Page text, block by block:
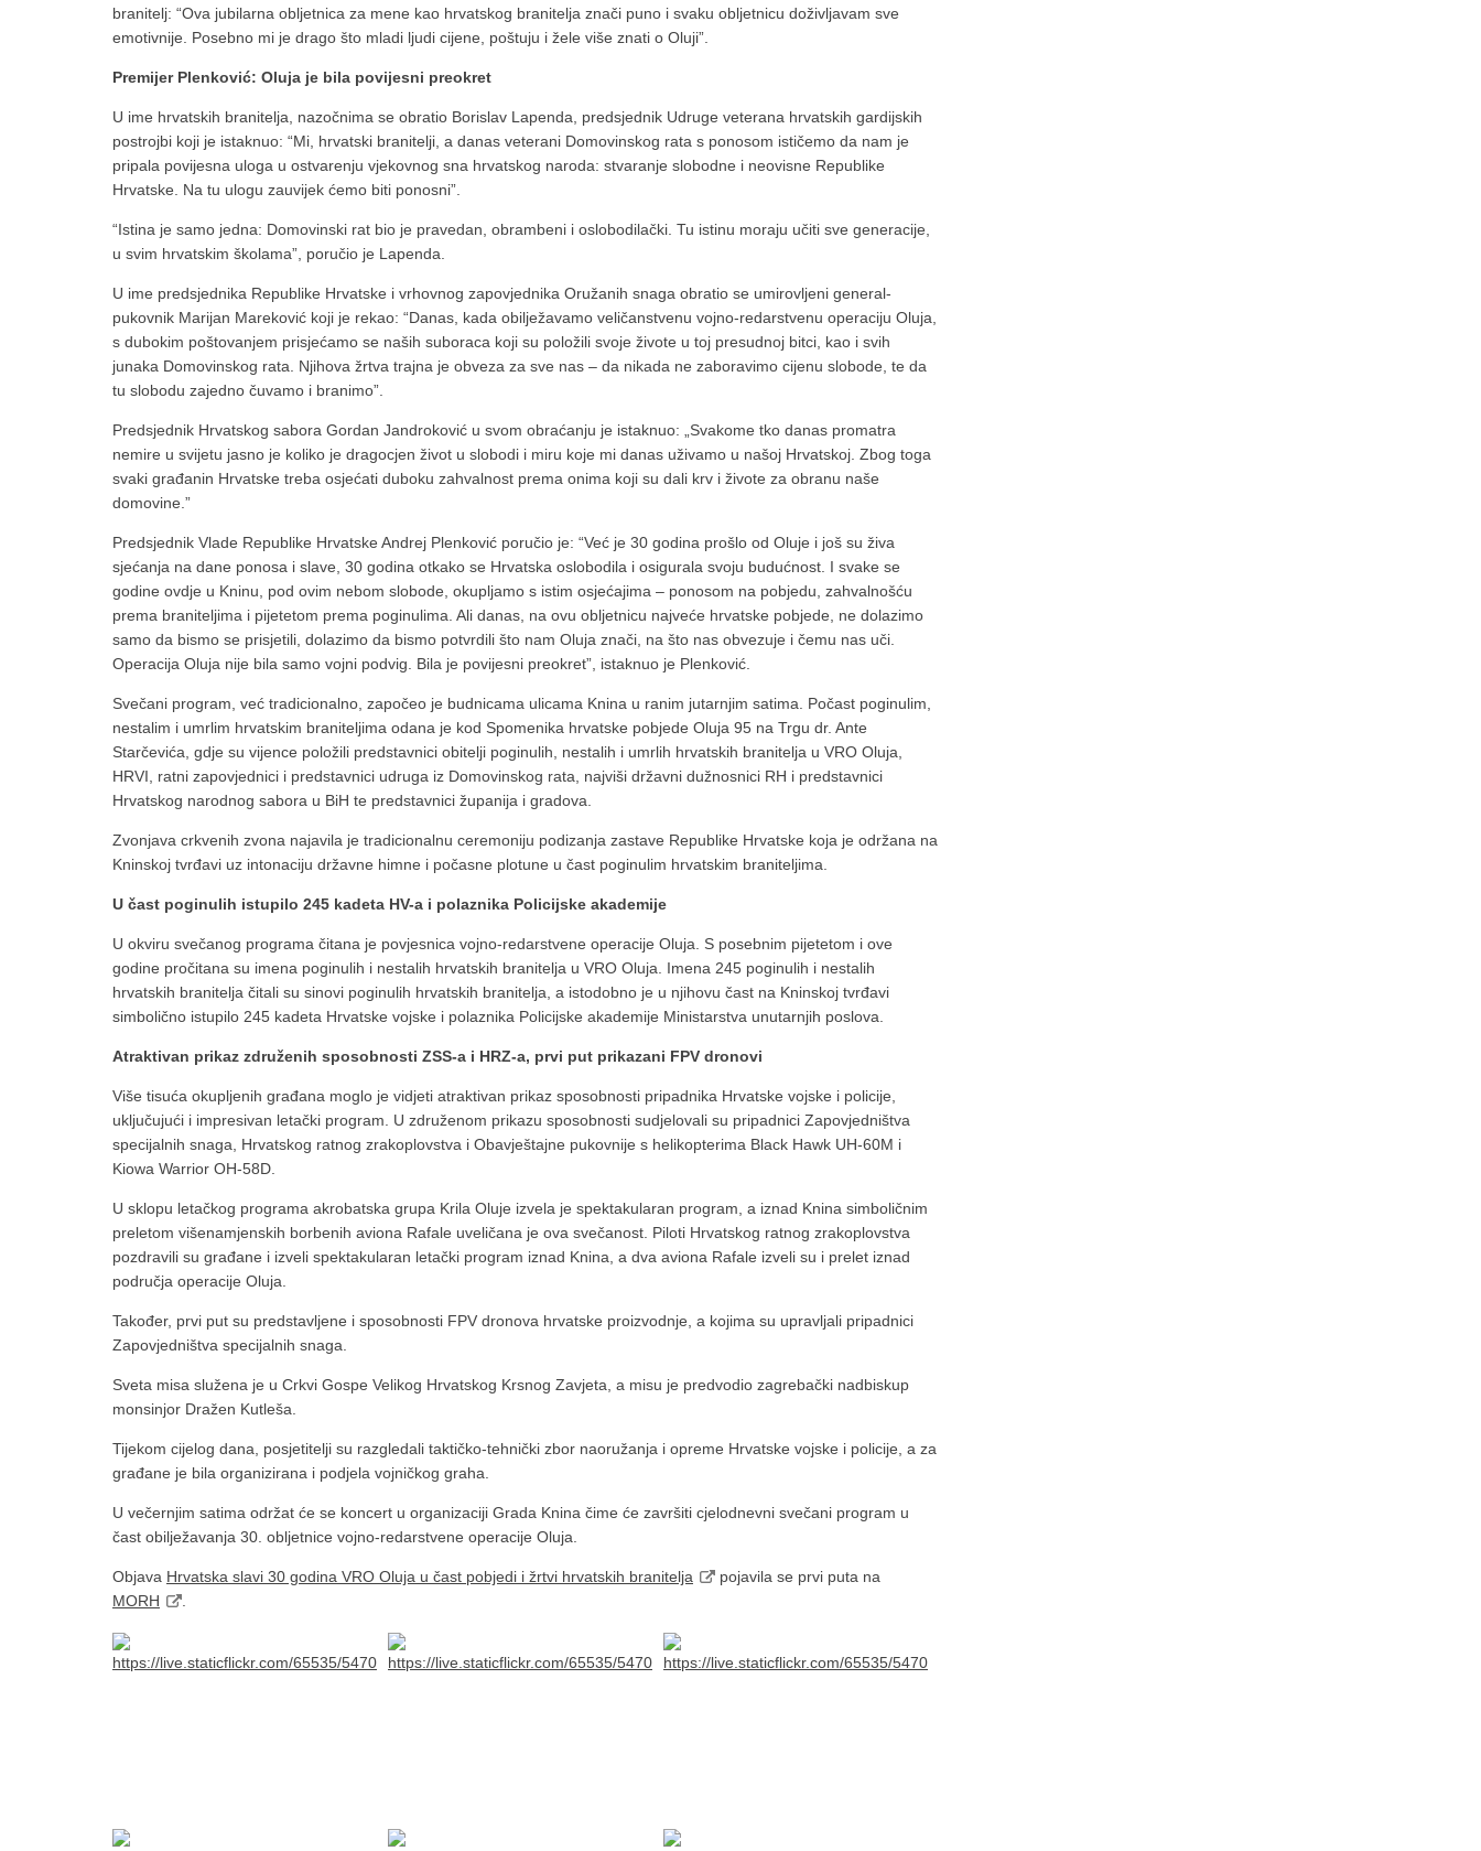
branitelj: “Ova jubilarna obljetnica za mene kao hrvatskog branitelja znači puno i svaku obljetnicu doživljavam sve
emotivnije. Posebno mi je drago što mladi ljudi cijene, poštuju i žele više znati o Oluji”.
Premijer Plenković: Oluja je bila povijesni preokret
U ime hrvatskih branitelja, nazočnima se obratio Borislav Lapenda, predsjednik Udruge veterana hrvatskih gardijskih
postrojbi koji je istaknuo: “Mi, hrvatski branitelji, a danas veterani Domovinskog rata s ponosom ističemo da nam je
pripala povijesna uloga u ostvarenju vjekovnog sna hrvatskog naroda: stvaranje slobodne i neovisne Republike
Hrvatske. Na tu ulogu zauvijek ćemo biti ponosni”.
“Istina je samo jedna: Domovinski rat bio je pravedan, obrambeni i oslobodilački. Tu istinu moraju učiti sve generacije,
u svim hrvatskim školama”, poručio je Lapenda.
U ime predsjednika Republike Hrvatske i vrhovnog zapovjednika Oružanih snaga obratio se umirovljeni general-
pukovnik Marijan Mareković koji je rekao: “Danas, kada obilježavamo veličanstvenu vojno-redarstvenu operaciju Oluja,
s dubokim poštovanjem prisjećamo se naših suboraca koji su položili svoje živote u toj presudnoj bitci, kao i svih
junaka Domovinskog rata. Njihova žrtva trajna je obveza za sve nas – da nikada ne zaboravimo cijenu slobode, te da
tu slobodu zajedno čuvamo i branimo”.
Predsjednik Hrvatskog sabora Gordan Jandroković u svom obraćanju je istaknuo: „Svakome tko danas promatra
nemire u svijetu jasno je koliko je dragocjen život u slobodi i miru koje mi danas uživamo u našoj Hrvatskoj. Zbog toga
svaki građanin Hrvatske treba osjećati duboku zahvalnost prema onima koji su dali krv i živote za obranu naše
domovine.”
Predsjednik Vlade Republike Hrvatske Andrej Plenković poručio je: “Već je 30 godina prošlo od Oluje i još su živa
sjećanja na dane ponosa i slave, 30 godina otkako se Hrvatska oslobodila i osigurala svoju budućnost. I svake se
godine ovdje u Kninu, pod ovim nebom slobode, okupljamo s istim osjećajima – ponosom na pobjedu, zahvalnošću
prema braniteljima i pijetetom prema poginulima. Ali danas, na ovu obljetnicu najveće hrvatske pobjede, ne dolazimo
samo da bismo se prisjetili, dolazimo da bismo potvrdili što nam Oluja znači, na što nas obvezuje i čemu nas uči.
Operacija Oluja nije bila samo vojni podvig. Bila je povijesni preokret”, istaknuo je Plenković.
Svečani program, već tradicionalno, započeo je budnicama ulicama Knina u ranim jutarnjim satima. Počast poginulim,
nestalim i umrlim hrvatskim braniteljima odana je kod Spomenika hrvatske pobjede Oluja 95 na Trgu dr. Ante
Starčevića, gdje su vijence položili predstavnici obitelji poginulih, nestalih i umrlih hrvatskih branitelja u VRO Oluja,
HRVI, ratni zapovjednici i predstavnici udruga iz Domovinskog rata, najviši državni dužnosnici RH i predstavnici
Hrvatskog narodnog sabora u BiH te predstavnici županija i gradova.
Zvonjava crkvenih zvona najavila je tradicionalnu ceremoniju podizanja zastave Republike Hrvatske koja je održana na
Kninskoj tvrđavi uz intonaciju državne himne i počasne plotune u čast poginulim hrvatskim braniteljima.
U čast poginulih istupilo 245 kadeta HV-a i polaznika Policijske akademije
U okviru svečanog programa čitana je povjesnica vojno-redarstvene operacije Oluja. S posebnim pijetetom i ove
godine pročitana su imena poginulih i nestalih hrvatskih branitelja u VRO Oluja. Imena 245 poginulih i nestalih
hrvatskih branitelja čitali su sinovi poginulih hrvatskih branitelja, a istodobno je u njihovu čast na Kninskoj tvrđavi
simbolično istupilo 245 kadeta Hrvatske vojske i polaznika Policijske akademije Ministarstva unutarnjih poslova.
Atraktivan prikaz združenih sposobnosti ZSS-a i HRZ-a, prvi put prikazani FPV dronovi
Više tisuća okupljenih građana moglo je vidjeti atraktivan prikaz sposobnosti pripadnika Hrvatske vojske i policije,
uključujući i impresivan letački program. U združenom prikazu sposobnosti sudjelovali su pripadnici Zapovjedništva
specijalnih snaga, Hrvatskog ratnog zrakoplovstva i Obavještajne pukovnije s helikopterima Black Hawk UH-60M i
Kiowa Warrior OH-58D.
U sklopu letačkog programa akrobatska grupa Krila Oluje izvela je spektakularan program, a iznad Knina simboličnim
preletom višenamjenskih borbenih aviona Rafale uveličana je ova svečanost. Piloti Hrvatskog ratnog zrakoplovstva
pozdravili su građane i izveli spektakularan letački program iznad Knina, a dva aviona Rafale izveli su i prelet iznad
područja operacije Oluja.
Također, prvi put su predstavljene i sposobnosti FPV dronova hrvatske proizvodnje, a kojima su upravljali pripadnici
Zapovjedništva specijalnih snaga.
Sveta misa služena je u Crkvi Gospe Velikog Hrvatskog Krsnog Zavjeta, a misu je predvodio zagrebački nadbiskup
monsinjor Dražen Kutleša.
Tijekom cijelog dana, posjetitelji su razgledali taktičko-tehnički zbor naoružanja i opreme Hrvatske vojske i policije, a za
građane je bila organizirana i podjela vojničkog graha.
U večernjim satima održat će se koncert u organizaciji Grada Knina čime će završiti cjelodnevni svečani program u
čast obilježavanja 30. obljetnice vojno-redarstvene operacije Oluja.
Objava Hrvatska slavi 30 godina VRO Oluja u čast pobjedi i žrtvi hrvatskih branitelja
pojavila se prvi puta na
MORH